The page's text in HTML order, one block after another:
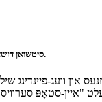
סיטשואַן דזשאַגוואַר סיין עקספּרעס קאָו., לטד.
און וועג-פיינדינג